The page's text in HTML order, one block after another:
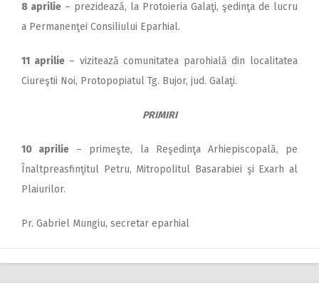
8 aprilie – prezidează, la Protoieria Galaţi, şedinţa de lucru
a Permanenţei Consiliului Eparhial.
11 aprilie– vizitează comunitatea parohială din localitatea
Ciureştii Noi, Protopopiatul Tg. Bujor, jud. Galaţi.
PRIMIRI
10 aprilie – primeşte, la Reşedinţa Arhiepiscopală, pe
Înaltpreasfinţitul Petru, Mitropolitul Basarabiei şi Exarh al
Plaiurilor.
Pr. Gabriel Mungiu, secretar eparhial